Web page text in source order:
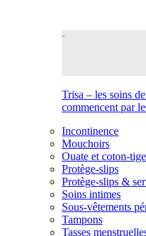
Trisa – les soins
commencent par
Incontinence
Mouchoirs
Ouate et coton-
Protège-slips
Protège-slips &
Soins intimes
Sous-vêtements
Tampons
Tasses